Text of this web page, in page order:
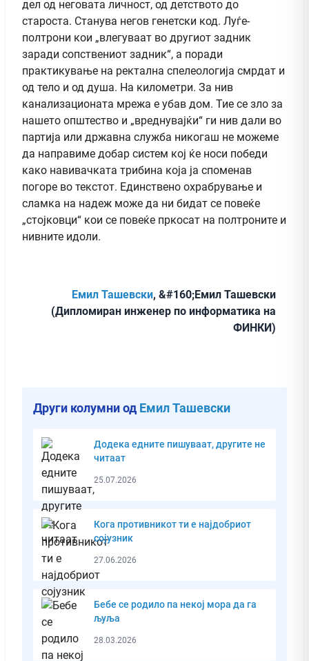
дел од неговата личност, од детството до
староста. Станува негов генетски код. Луѓе-
полтрони кои „влегуваат во другиот задник
заради сопствениот задник“, а поради
практикување на ректална спелеологија смрдат и
од тело и од душа. На километри. За нив
канализационата мрежа е убав дом. Тие се зло за
нашето општество и „вреднувајќи“ ги нив дали во
партија или државна служба никогаш не можеме
да направиме добар систем кој ќе носи победи
како навивачката трибина која ја споменав
погоре во текстот. Единствено охрабрување и
сламка на надеж може да ни бидат се повеќе
„стојковци“ кои се повеќе пркосат на полтроните и
нивните идоли.
Емил Ташевски, &#160;Емил Ташевски
(Дипломиран инженер по информатика на
ФИНКИ)
Други колумни од Емил Ташевски
Додека едните пишуваат, другите не
читаат
25.07.2026
Кога противникот ти е најдобриот
сојузник
27.06.2026
Бебе се родило па некој мора да га
љуља
28.03.2026